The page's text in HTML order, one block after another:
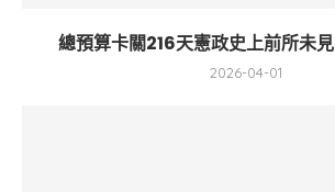
總預算卡關216天憲政史上前所未
2026-04-01